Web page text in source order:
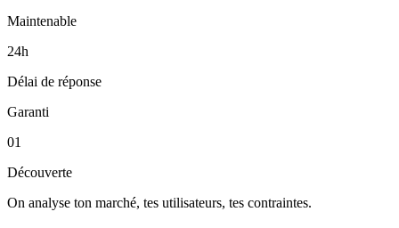
Maintenable
24h
Délai de réponse
Garanti
01
Découverte
On analyse ton marché, tes utilisateurs, tes contraintes.